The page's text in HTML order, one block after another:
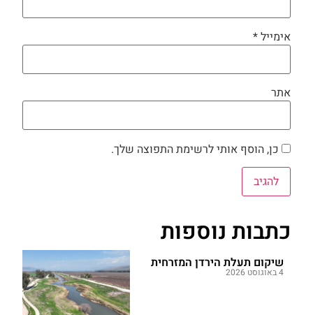
אימייל*
אתר
כן, הוסף אותי לרשימת התפוצה שלך.
כתבות נוספות
שיקום תעלת הירדן המזרחית
4 באוגוסט 2026